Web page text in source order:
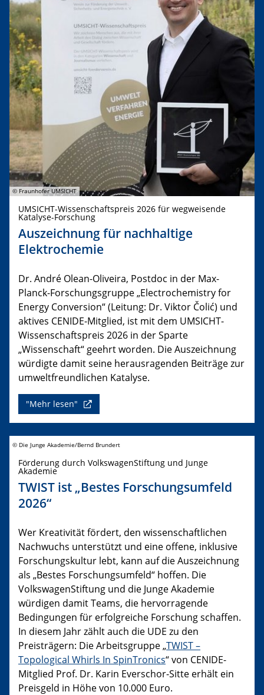
© Fraunhofer UMSICHT
UMSICHT-Wissenschaftspreis 2026 für wegweisende
Katalyse-Forschung
Auszeichnung für nachhaltige
Elektrochemie
Dr. André Olean-Oliveira, Postdoc in der Max-
Planck-Forschungsgruppe „Electrochemistry for
Energy Conversion“ (Leitung: Dr. Viktor Čolić) und
aktives CENIDE-Mitglied, ist mit dem UMSICHT-
Wissenschaftspreis 2026 in der Sparte
„Wissenschaft“ geehrt worden. Die Auszeichnung
würdigte damit seine herausragenden Beiträge zur
umweltfreundlichen Katalyse.
"Mehr lesen"
© Die Junge Akademie/Bernd Brundert
Förderung durch VolkswagenStiftung und Junge
Akademie
TWIST ist „Bestes Forschungsumfeld
2026“
Wer Kreativität fördert, den wissenschaftlichen
Nachwuchs unterstützt und eine offene, inklusive
Forschungskultur lebt, kann auf die Auszeichnung
als „Bestes Forschungsumfeld“ hoffen. Die
VolkswagenStiftung und die Junge Akademie
würdigen damit Teams, die hervorragende
Bedingungen für erfolgreiche Forschung schaffen.
In diesem Jahr zählt auch die UDE zu den
Preisträgern: Die Arbeitsgruppe „TWIST –
Topological Whirls In SpinTronics“ von CENIDE-
Mitglied Prof. Dr. Karin Everschor-Sitte erhält ein
Preisgeld in Höhe von 10.000 Euro.